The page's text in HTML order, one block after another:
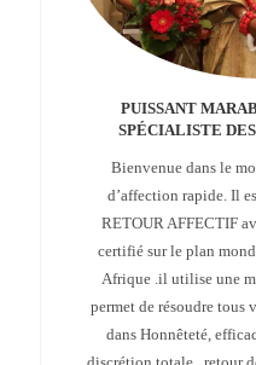
PUISSANT
SPÉCIALISTE
Bienvenue dans le
d’affection rapide. Il
RETOUR AFFECTIF
certifié sur le plan
Afrique .il utilise une
permet de résoudre tous
dans Honnêteté,